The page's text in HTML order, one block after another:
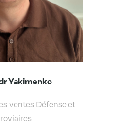
Yakimenko
ventes Défense et